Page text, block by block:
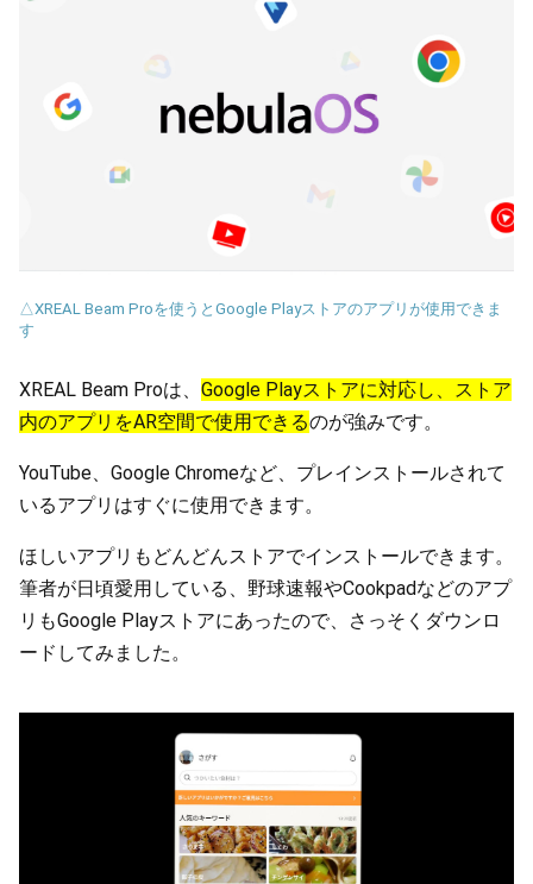
△XREAL Beam Proを使うとGoogle Playストアのアプリが使用できま
す
XREAL Beam Proは、 Google Playストアに対応し、ストア
内のアプリをAR空間で使用できるのが強みです。
YouTube、Google Chromeなど、プレインストールされて
いるアプリはすぐに使用できます。
ほしいアプリもどんどんストアでインストールできます。
筆者が日頃愛用している、野球速報やCookpadなどのアプ
リもGoogle Playストアにあったので、さっそくダウンロ
ードしてみました。